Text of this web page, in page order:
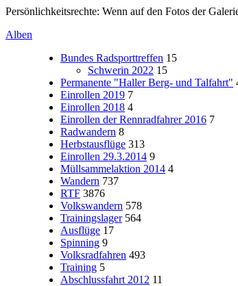
Persönlichkeitsrechte: Wenn auf den Fotos der
Alben
Bundes Radsporttreffen 15
Schwerin 2022 15
Permanente "Haller Berg- und Talfahrt"
Einrollen 2019 7
Einrollen 2018 4
Einrollen der Rennradfahrer 2016 7
Radwandern 8
Herbstausflüge 313
Einrollen 29.3.2014 9
Müllsammelaktion 2014 4
Wandern 737
RTF 3876
Volkswandern 578
Trainingslager 564
Ausflüge 17
Spinning 9
Volksradfahren 493
Training 5
Abschlussfahrt 2012 11